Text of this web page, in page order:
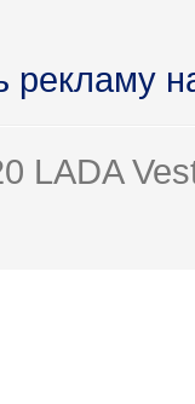
рекламу
LADA